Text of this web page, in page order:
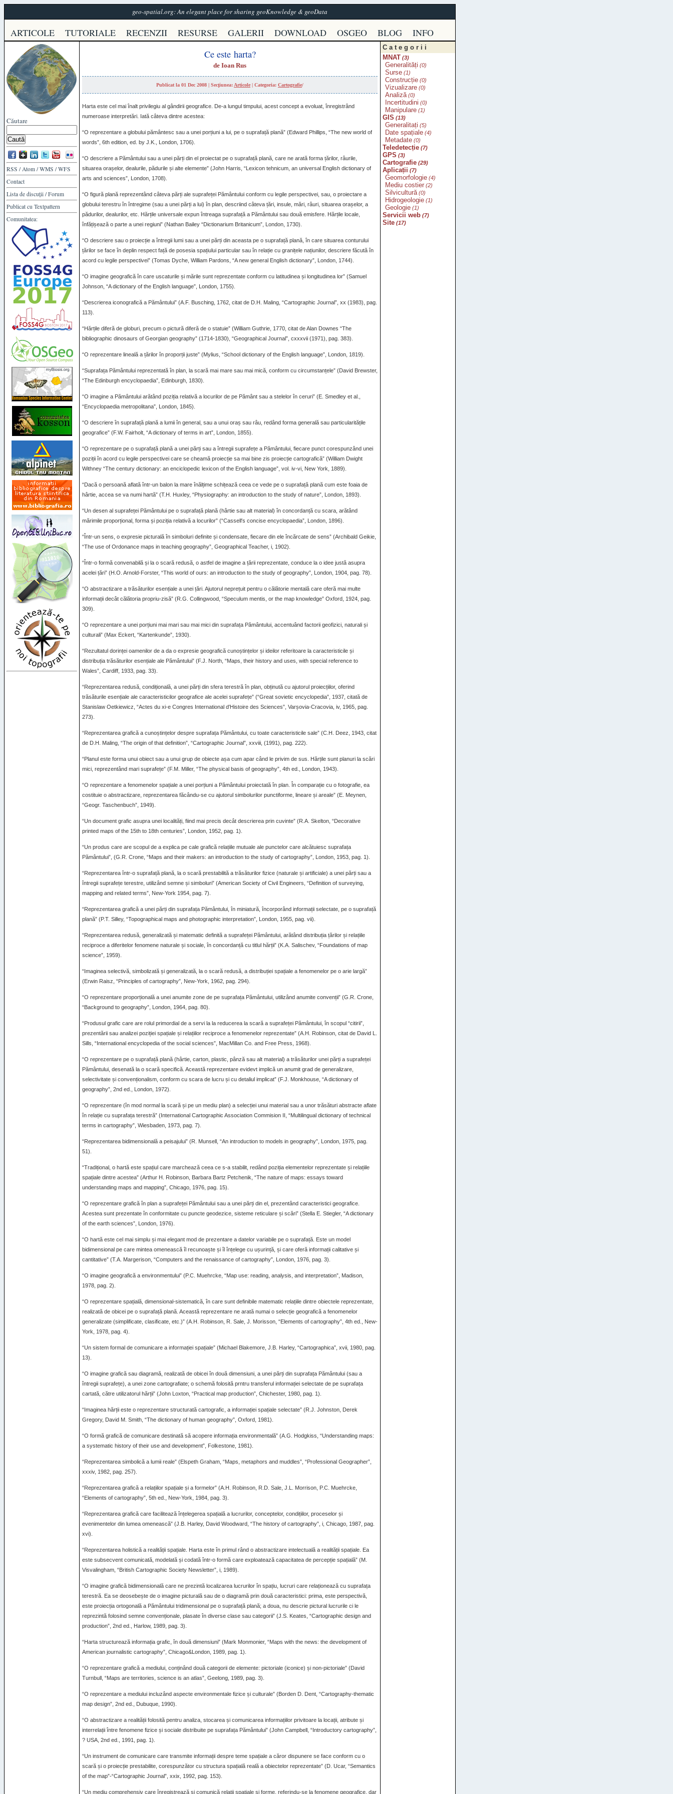
geo-spatial.org: An elegant place for sharing geoKnowledge & geoData
ARTICOLE TUTORIALE RECENZII RESURSE GALERII DOWNLOAD OSGEO BLOG INFO
Căutare
RSS /Atom /WMS /WFS
Contact
Lista de discuții /Forum
Publicat cu Textpattern
Comunitatea:
Ce este harta?
de Ioan Rus
Publicat la 01 Dec 2008 | Secţiunea:Articole | Categoria: Cartografie/
Harta este cel mai înalt privilegiu al gândirii geografice. De-a lungul timpului, acest concept a evoluat, înregistrând
numeroase interpretări. Iată câteva dintre acestea:
“O reprezentare a globului pământesc sau a unei porțiuni a lui, pe o suprafață plană” (Edward Phillips, “The new world of
words”, 6th edition, ed. by J.K., London, 1706).
“O descriere a Pământului sau a unei părți din el proiectat pe o suprafață plană, care ne arată forma țărilor, râurile,
situarea orașelor, dealurile, pădurile și alte elemente” (John Harris, “Lexicon tehnicum, an universal English dictionary of
arts and sciences”, London, 1708).
“O figură plană reprezentând câteva părți ale suprafeței Pământului conform cu legile perspectivei, sau, o proiectare a
globului terestru în întregime (sau a unei părți a lui) în plan, descriind câteva țări, insule, mări, râuri, situarea orașelor, a
pădurilor, dealurilor, etc. Hărțile universale expun întreaga suprafață a Pământului sau două emisfere. Hărțile locale,
înfățișează o parte a unei regiuni” (Nathan Bailey “Dictionarium Britanicum”, London, 1730).
“O descriere sau o proiecție a întregii lumi sau a unei părți din aceasta pe o suprafață plană, în care situarea conturului
țărilor se face în deplin respect față de posesia spațiului particular sau în relație cu granițele națiunilor, descriere făcută în
acord cu legile perspectivei” (Tomas Dyche, William Pardons, “A new general English dictionary”, London, 1744).
“O imagine geografică în care uscaturile și mările sunt reprezentate conform cu latitudinea și longitudinea lor” (Samuel
Johnson, “A dictionary of the English language”, London, 1755).
“Descrierea iconografică a Pământului” (A.F. Busching, 1762, citat de D.H. Maling, “Cartographic Journal”, xx (1983), pag.
113).
“Hărțile diferă de globuri, precum o pictură diferă de o statuie” (William Guthrie, 1770, citat de Alan Downes “The
bibliographic dinosaurs of Georgian geography” (1714-1830), “Geographical Journal”, cxxxvii (1971), pag. 383).
“O reprezentare lineală a țărilor în proporții juste” (Mylius, “School dictionary of the English language”, London, 1819).
“Suprafața Pământului reprezentată în plan, la scară mai mare sau mai mică, conform cu circumstanțele” (David Brewster,
“The Edinburgh encyclopaedia”, Edinburgh, 1830).
“O imagine a Pământului arătând poziția relativă a locurilor de pe Pământ sau a stelelor în ceruri” (E. Smedley et al.,
“Encyclopaedia metropolitana”, London, 1845).
“O descriere în suprafață plană a lumii în general, sau a unui oraș sau râu, redând forma generală sau particularitățile
geografice” (F.W. Fairholt, “A dictionary of terms in art”, London, 1855).
“O reprezentare pe o suprafață plană a unei părți sau a întregii suprafețe a Pământului, fiecare punct corespunzând unei
poziții în acord cu legile perspectivei care se cheamă proiecție sa mai bine zis proiecție cartografică” (William Dwight
Withney “The century dictionary: an enciclopedic lexicon of the English language”, vol. iv-vi, New York, 1889).
“Dacă o persoană aflată într-un balon la mare înălțime schițează ceea ce vede pe o suprafață plană cum este foaia de
hârtie, accea se va numi hartă” (T.H. Huxley, “Physiography: an introduction to the study of nature”, London, 1893).
“Un desen al suprafeței Pământului pe o suprafață plană (hârtie sau alt material) în concordanță cu scara, arătând
mărimile proporțional, forma și poziția relativă a locurilor” (“Cassell′s concise encyclopaedia”, London, 1896).
“Într-un sens, o expresie picturală în simboluri definite și condensate, fiecare din ele încărcate de sens” (Archibald Geikie,
“The use of Ordonance maps in teaching geography”, Geographical Teacher, i, 1902).
“Într-o formă convenabilă și la o scară redusă, o astfel de imagine a țării reprezentate, conduce la o idee justă asupra
acelei țări” (H.O. Arnold-Forster, “This world of ours: an introduction to the study of geography”, London, 1904, pag. 78).
“O abstractizare a trăsăturilor esențiale a unei țări. Ajutorul neprețuit pentru o călătorie mentală care oferă mai multe
informații decât călătoria propriu-zisă” (R.G. Collingwood, “Speculum mentis, or the map knowledge” Oxford, 1924, pag.
309).
“O reprezentare a unei porțiuni mai mari sau mai mici din suprafața Pământului, accentuând factorii geofizici, naturali și
culturali” (Max Eckert, “Kartenkunde”, 1930).
“Rezultatul dorinței oamenilor de a da o expresie geografică cunoștințelor și ideilor referitoare la caracteristicile și
distribuția trăsăturilor esențiale ale Pământului” (F.J. North, “Maps, their history and uses, with special reference to
Wales”, Cardiff, 1933, pag. 33).
“Reprezentarea redusă, condițională, a unei părți din sfera terestră în plan, obținută cu ajutorul proiecțiilor, oferind
trăsăturile esențiale ale caracteristicilor geografice ale acelei suprafețe” (“Great sovietic encyclopedia”, 1937, citată de
Stanislaw Oetkiewicz, “Actes du xi-e Congres International d′Histoire des Sciences”, Varșovia-Cracovia, iv, 1965, pag.
273).
“Reprezentarea grafică a cunoștințelor despre suprafața Pământului, cu toate caracteristicile sale” (C.H. Deez, 1943, citat
de D.H. Maling, “The origin of that definition”, “Cartographic Journal”, xxviii, (1991), pag. 222).
“Planul este forma unui obiect sau a unui grup de obiecte așa cum apar când le privim de sus. Hărțile sunt planuri la scări
mici, reprezentând mari suprafețe” (F.M. Miller, “The physical basis of geography”, 4th ed., London, 1943).
“O reprezentare a fenomenelor spațiale a unei porțiuni a Pământului proiectată în plan. În comparație cu o fotografie, ea
costituie o abstractizare, reprezentarea făcându-se cu ajutorul simbolurilor punctiforme, lineare și areale” (E. Meynen,
“Geogr. Taschenbuch”, 1949).
“Un document grafic asupra unei localități, fiind mai precis decât descrierea prin cuvinte” (R.A. Skelton, “Decorative
printed maps of the 15th to 18th centuries”, London, 1952, pag. 1).
“Un produs care are scopul de a explica pe cale grafică relațiile mutuale ale punctelor care alcătuiesc suprafața
Pământului”, (G.R. Crone, “Maps and their makers: an introduction to the study of cartography”, London, 1953, pag. 1).
“Reprezentarea într-o suprafață plană, la o scară prestabilită a trăsăturilor fizice (naturale și artificiale) a unei părți sau a
întregii suprafețe terestre, utilizând semne și simboluri” (American Society of Civil Engineers, “Definition of surveying,
mapping and related terms”, New-York 1954, pag. 7).
“Reprezentarea grafică a unei părți din suprafața Pământului, în miniatură, încorporând informații selectate, pe o suprafață
plană” (P.T. Silley, “Topographical maps and photographic interpretation”, London, 1955, pag. vii).
“Reprezentarea redusă, generalizată și matematic definită a suprafeței Pământului, arătând distribuția țărilor și relațiile
reciproce a diferitelor fenomene naturale și sociale, în concordanță cu titlul hărții” (K.A. Salischev, “Foundations of map
science”, 1959).
“Imaginea selectivă, simbolizată și generalizată, la o scară redusă, a distribuției spațiale a fenomenelor pe o arie largă”
(Erwin Raisz, “Principles of cartography”, New-York, 1962, pag. 294).
“O reprezentare proporțională a unei anumite zone de pe suprafața Pământului, utilizând anumite convenții” (G.R. Crone,
“Background to geography”, London, 1964, pag. 80).
“Produsul grafic care are rolul primordial de a servi la la reducerea la scară a suprafeței Pământului, în scopul “citirii”,
prezentării sau analizei poziției spațiale și relațiilor reciproce a fenomenelor reprezentate” (A.H. Robinson, citat de David L.
Sills, “International encyclopedia of the social sciences”, MacMillan Co. and Free Press, 1968).
“O reprezentare pe o suprafață plană (hârtie, carton, plastic, pânză sau alt material) a trăsăturilor unei părți a suprafeței
Pământului, desenată la o scară specifică. Această reprezentare evidevt implică un anumit grad de generalizare,
selectivitate și convenționalism, conform cu scara de lucru și cu detaliul implicat” (F.J. Monkhouse, “A dictionary of
geography”, 2nd ed., London, 1972).
“O reprezentare (în mod normal la scară și pe un mediu plan) a selecției unui material sau a unor trăsături abstracte aflate
în relație cu suprafața terestră” (International Cartographic Association Commision II, “Multilingual dictionary of technical
terms in cartography”, Wiesbaden, 1973, pag. 7).
“Reprezentarea bidimensională a peisajului” (R. Munsell, “An introduction to models in geography”, London, 1975, pag.
51).
“Tradițional, o hartă este spațiul care marchează ceea ce s-a stabilit, redând poziția elementelor reprezentate și relațiile
spațiale dintre acestea” (Arthur H. Robinson, Barbara Bartz Petchenik, “The nature of maps: essays toward
understanding maps and mapping”, Chicago, 1976, pag. 15).
“O reprezentare grafică în plan a suprafeței Pământului sau a unei părți din el, prezentând caracteristici geografice.
Acestea sunt prezentate în conformitate cu puncte geodezice, sisteme reticulare și scări” (Stella E. Stiegler, “A dictionary
of the earth sciences”, London, 1976).
“O hartă este cel mai simplu și mai elegant mod de prezentare a datelor variabile pe o suprafață. Este un model
bidimensional pe care mintea omenească îl recunoaște și îl înțelege cu ușurință, și care oferă informații calitative și
cantitative” (T.A. Margerison, “Computers and the renaissance of cartography”, London, 1976, pag. 3).
“O imagine geografică a environmentului” (P.C. Muehrcke, “Map use: reading, analysis, and interpretation”, Madison,
1978, pag. 2).
“O reprezentare spațială, dimensional-sistematică, în care sunt definibile matematic relațiile dintre obiectele reprezentate,
realizată de obicei pe o suprafață plană. Această reprezentare ne arată numai o selecție geografică a fenomenelor
generalizate (simplificate, clasificate, etc.)” (A.H. Robinson, R. Sale, J. Morisson, “Elements of cartography”, 4th ed., New-
York, 1978, pag. 4).
“Un sistem formal de comunicare a informației spațiale” (Michael Blakemore, J.B. Harley, “Cartographica”, xvii, 1980, pag.
13).
“O imagine grafică sau diagramă, realizată de obicei în două dimensiuni, a unei părți din suprafața Pământului (sau a
întregii suprafețe), a unei zone cartografiate; o schemă folosită prntru transferul informației selectate de pe suprafața
cartată, către utilizatorul hărții” (John Loxton, “Practical map production”, Chichester, 1980, pag. 1).
“Imaginea hărții este o reprezentare structurată cartografic, a informației spațiale selectate” (R.J. Johnston, Derek
Gregory, David M. Smith, “The dictionary of human geography”, Oxford, 1981).
“O formă grafică de comunicare destinată să acopere informația environmentală” (A.G. Hodgkiss, “Understanding maps:
a systematic history of their use and development”, Folkestone, 1981).
“Reprezentarea simbolică a lumii reale” (Elspeth Graham, “Maps, metaphors and muddles”, “Professional Geographer”,
xxxiv, 1982, pag. 257).
“Reprezentarea grafică a relațiilor spațiale și a formelor” (A.H. Robinson, R.D. Sale, J.L. Morrison, P.C. Muehrcke,
“Elements of cartography”, 5th ed., New-York, 1984, pag. 3).
“Reprezentarea grafică care facilitează înțelegerea spațială a lucrurilor, conceptelor, condițiilor, proceselor și
evenimentelor din lumea omenească” (J.B. Harley, David Woodward, “The history of cartography”, i, Chicago, 1987, pag.
xvi).
“Reprezentarea holistică a realității spațiale. Harta este în primul rând o abstractizare intelectuală a realității spațiale. Ea
este subsecvent comunicată, modelată și codată într-o formă care exploatează capacitatea de percepție spațială” (M.
Visvalingham, “British Cartographic Society Newsletter”, i, 1989).
“O imagine grafică bidimensională care ne prezintă localizarea lucrurilor în spațiu, lucruri care relaționează cu suprafața
terestră. Ea se deosebește de o imagine picturală sau de o diagramă prin două caracteristici: prima, este perspectivă,
este proiecția ortogonală a Pământului tridimensional pe o suprafață plană; a doua, nu descrie pictural lucrurile ci le
reprezintă folosind semne convenționale, plasate în diverse clase sau categorii” (J.S. Keates, “Cartographic design and
production”, 2nd ed., Harlow, 1989, pag. 3).
“Harta structurează informația grafic, în două dimensiuni” (Mark Monmonier, “Maps with the news: the development of
American journalistic cartography”, Chicago&London, 1989, pag. 1).
“O reprezentare grafică a mediului, conținând două categorii de elemente: pictoriale (iconice) și non-pictoriale” (David
Turnbull, “Maps are territories, science is an atlas”, Geelong, 1989, pag. 3).
“O reprezentare a mediului incluzând aspecte environmentale fizice și culturale” (Borden D. Dent, “Cartography-thematic
map design”, 2nd ed., Dubuque, 1990).
“O abstractizare a realității folosită pentru analiza, stocarea și comunicarea informațiilor privitoare la locații, atribute și
interrelații între fenomene fizice și sociale distribuite pe suprafața Pământului” (John Campbell, “Introductory cartography”,
? USA , 2nd ed., 1991, pag. 1).
“Un instrument de comunicare care transmite informații despre teme spațiale a căror dispunere se face conform cu o
scară și o proiecție prestabilite, corespunzător cu structura spațială reală a obiectelor reprezentate” (D. Ucar, “Semantics
of the map”-“Cartographic Journal”, xxix, 1992, pag. 153).
“Un mediu comprehensiv care înregistrează și comunică relații spațiale și forme, referindu-se la fenomene geografice, dar
Categorii
MNAT (3)
Generalități (0)
Surse (1)
Construcție (0)
Vizualizare (0)
Analiză (0)
Incertitudini (0)
Manipulare (1)
GIS (13)
Generalitați (5)
Date spațiale (4)
Metadate (0)
Teledetecție (7)
GPS (3)
Cartografie (29)
Aplicații (7)
Geomorfologie (4)
Mediu costier (2)
Silvicultură (0)
Hidrogeologie (1)
Geologie (1)
Servicii web (7)
Site (17)